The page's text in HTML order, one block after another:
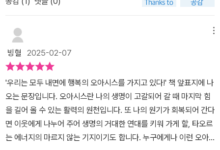
해, 신뢰, 통찰력, 자아 성찰, 여유와 배려, 주체적, 절제와 창조력으로
승화할 수 있는 방법을 알려준다. 삶에서 이 10가지 가치를 습득한다
면,지금보다 더 나은 삶을 살아갈 수 있고, 행복할 권리를 스스로 누릴
수 있다. 선과 악으로 살아가기에는 피곤한 세상 속에서, 감사하는 마
음과 중립적 태도를 유지할 때, 스스로 지킬 수 있다. 있는 그대로 나
를 바라본다면, 일상 속에 행복을 얻고, 침묵을 통해, 신뢰릃 얻을 수
있다. 타인을 존중하고,배려하고, 이해하며,공감할 수 있는 능력은 사
소한 것에 있다.타인에 대해서, 판단을 보류하며,자신의 현재의 시간
아관이 없이 흔들린다면 제대로 지탱하지 못하고 방황할 수 있기 때
문에 누가 뭐라 하여도 흔들리지 않는 나만의 확고한 자아관을 확립
할 필요가 있다.자신만의 진정한 행복, 참 행복을 맛보는 방법은 무엇
찾아온다고 들려준다. 그러려면 자신의 정신세계를 스스로 다스릴 줄
알아야 하지만 우리는 자기 자신에 대해 너무 무지할뿐더러 자기 자
신을 어떻게 다뤄야 할지도 모른다. 그러면서 다른 사람은 자기 생각
대로 하려고 안간힘을 쓴다. 자신이 다른 사람과 다른 일들의 주인이
되기 전에 먼저 자신의 감정과 의지, 이성을 다스리는 능력을 갖춰야
한다. 큰 성공, 황홀한 경험도 시간이 지나면 다 흘러간 옛이야기가 된
다. 그러나 자기 마음속 깊은 곳에 흐르는 평화로움을 발견한 사람들
빙혈 2025-02-07
'우리는 모두 내면에 행복의 오아시스를 가지고 있다!' 책 앞표지에 나
오는 문장입니다. 오아시스란 나의 생명이 고갈되어 갈 때 마지막 힘
을 길어 올 수 있는 활력의 원천입니다. 또 나의 원기가 회복되어 간다
면 이웃에게 나누어 주어 생명의 거대한 연대를 키워 가게 할, 타오르
는 에너지의 마르지 않는 기지이기도 합니다. 누구에게나 이런 오아